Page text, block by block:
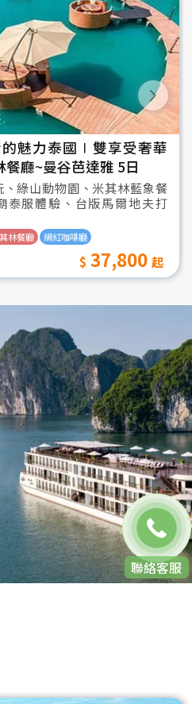
魅力泰國∣雙享受奢華
餐廳~曼谷芭達雅 5日
、綠山動物園、米其林藍象餐
泰服體驗、台版馬爾地夫打
林餐廳 網紅咖啡廳
37,800
聯絡客服
免費通話